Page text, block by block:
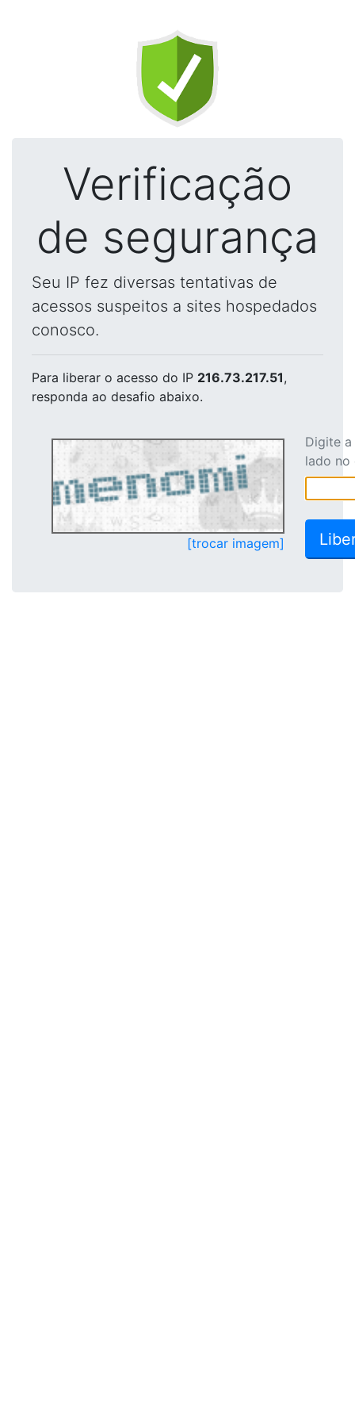
Verificação
de segurança
Seu IP fez diversas tentativas de
acessos suspeitos a sites hospedados
conosco.
Para liberar o acesso do IP 216.73.217.51,
responda ao desafio abaixo.
[trocar imagem]
Digite
lado no